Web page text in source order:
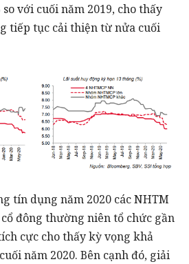
với cuối năm 2019, cho thấy
tiếp tục cải thiện từ nửa cuối
tín dụng năm 2020 các NHTM
đông thường niên tổ chức gần
cực cho thấy kỳ vọng khả
năm 2020. Bên cạnh đó, giải